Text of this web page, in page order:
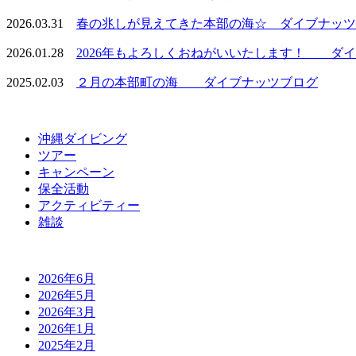
2026.03.31 春の兆しが見えてきた本部の海☆ ダイブナッ
2026.01.28 2026年もよろしくおねがいいたします！ ダイ
2025.02.03 ２月の本部町の海 ダイブナッツブログ
沖縄ダイビング
ツアー
キャンペーン
保全活動
アクティビティー
雑談
2026年6月
2026年5月
2026年3月
2026年1月
2025年2月